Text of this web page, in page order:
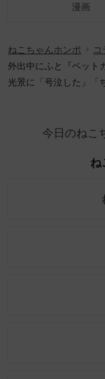
漫画
ねこちゃんホンポ コ
外出中にふと『ペッ
光景に「号泣した」「
今日のねこ
ね